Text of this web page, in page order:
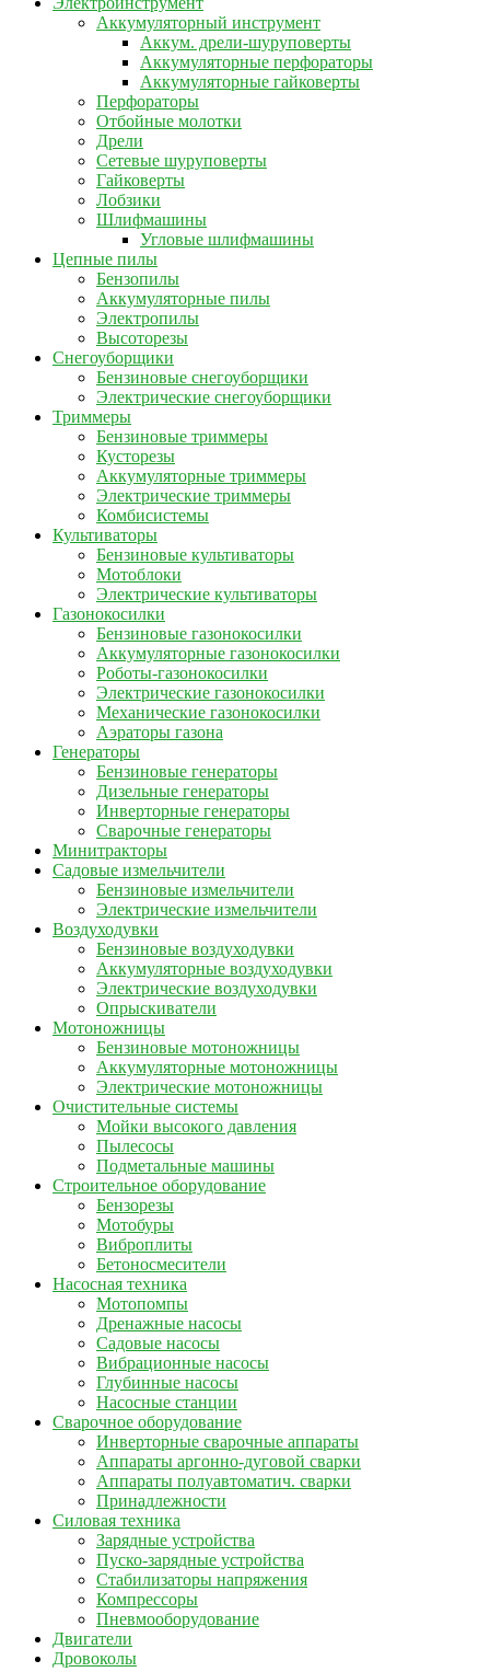
Аккумуляторный инструмент
Аккум. дрели-шуруповерты
Аккумуляторные перфораторы
Аккумуляторные гайковерты
Перфораторы
Отбойные молотки
Дрели
Сетевые шуруповерты
Гайковерты
Лобзики
Шлифмашины
Угловые шлифмашины
Цепные пилы
Бензопилы
Аккумуляторные пилы
Электропилы
Высоторезы
Снегоуборщики
Бензиновые снегоуборщики
Электрические снегоуборщики
Триммеры
Бензиновые триммеры
Кусторезы
Аккумуляторные триммеры
Электрические триммеры
Комбисистемы
Культиваторы
Бензиновые культиваторы
Мотоблоки
Электрические культиваторы
Газонокосилки
Бензиновые газонокосилки
Аккумуляторные газонокосилки
Роботы-газонокосилки
Электрические газонокосилки
Механические газонокосилки
Аэраторы газона
Генераторы
Бензиновые генераторы
Дизельные генераторы
Инверторные генераторы
Сварочные генераторы
Минитракторы
Садовые измельчители
Бензиновые измельчители
Электрические измельчители
Воздуходувки
Бензиновые воздуходувки
Аккумуляторные воздуходувки
Электрические воздуходувки
Опрыскиватели
Мотоножницы
Бензиновые мотоножницы
Аккумуляторные мотоножницы
Электрические мотоножницы
Очистительные системы
Мойки высокого давления
Пылесосы
Подметальные машины
Строительное оборудование
Бензорезы
Мотобуры
Виброплиты
Бетоносмесители
Насосная техника
Мотопомпы
Дренажные насосы
Садовые насосы
Вибрационные насосы
Глубинные насосы
Насосные станции
Сварочное оборудование
Инверторные сварочные аппараты
Аппараты аргонно-дуговой сварки
Аппараты полуавтоматич. сварки
Принадлежности
Силовая техника
Зарядные устройства
Пуско-зарядные устройства
Стабилизаторы напряжения
Компрессоры
Пневмооборудование
Двигатели
Дровоколы